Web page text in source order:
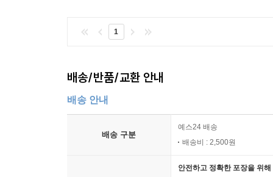
1
배송/반품/교환 안내
배송 안내
배송 구분
예스24 배송
배송비 : 2,500원
안전하고 정확한 포장을 위